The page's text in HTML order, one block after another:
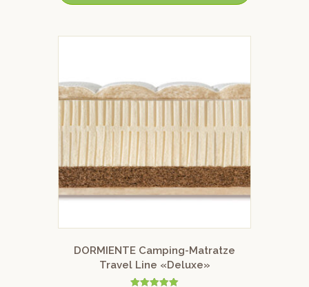
DORMIENTE Camping-Matratze
Travel Line «Deluxe»